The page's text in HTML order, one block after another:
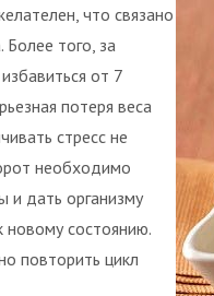
что связано
Более того, за
от 7
потеря веса
стресс не
необходимо
и дать организму
новому состоянию.
повторить цикл